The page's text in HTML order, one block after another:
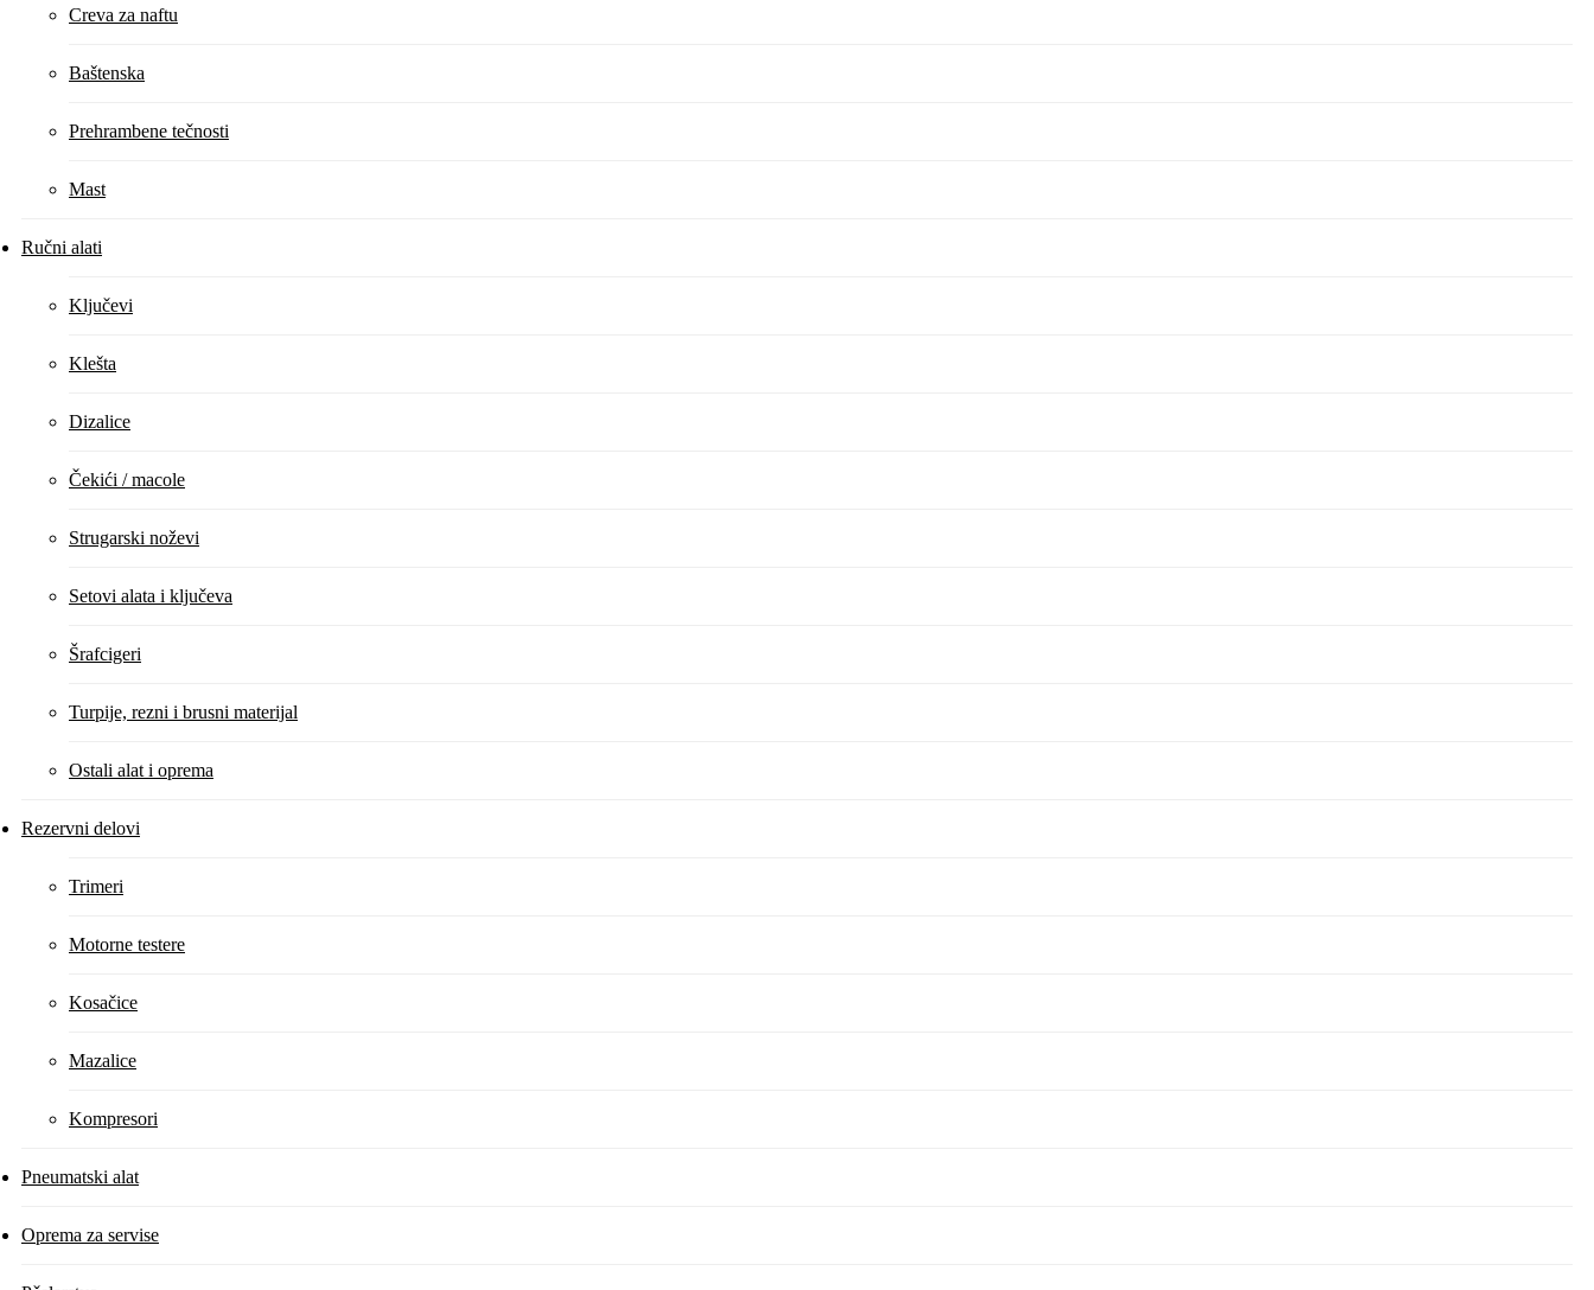
Creva za naftu
Baštenska
Prehrambene tečnosti
Mast
Ručni alati
Ključevi
Klešta
Dizalice
Čekići / macole
Strugarski noževi
Setovi alata i ključeva
Šrafcigeri
Turpije, rezni i brusni materijal
Ostali alat i oprema
Rezervni delovi
Trimeri
Motorne testere
Kosačice
Mazalice
Kompresori
Pneumatski alat
Oprema za servise